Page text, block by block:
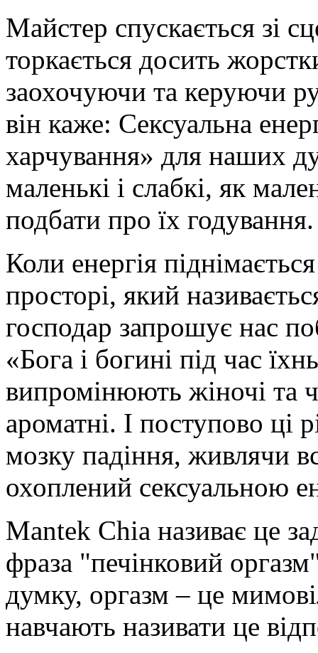
Майстер спускається зі
торкається досить
заохочуючи та керуючи
він каже: Сексуальна
харчування» для наших
маленькі і слабкі, як
подбати про їх
Коли енергія
просторі, який
господар запрошує нас
«Бога і богині під час
випромінюють жіночі та
ароматні. І поступово ці
мозку падіння, живлячи
охоплений сексуальною
Mantek Chia називає це
фраза "печінковий
думку, оргазм – це
навчають називати це